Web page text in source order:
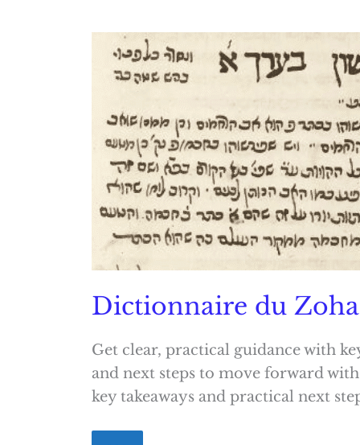
Dictionnaire du
Get clear, practical guidance with
and next steps to move forward
key takeaways and practical next